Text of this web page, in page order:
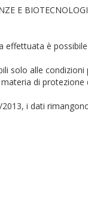
E
effettuata è
solo alle
di protezione
i dati